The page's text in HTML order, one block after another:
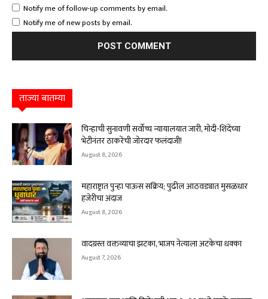
Notify me of follow-up comments by email.
Notify me of new posts by email.
ताज्या बातम्या
चिन्हाची सुनावणी सर्वोच्च न्यायालयात जारी, मोदी-शिंदेंच्या
भेटीनंतर ठाकरेंची जोरदार फलंदाजी!
August 8, 2026
महाराष्ट्रात पुन्हा पाऊस सक्रिय; पुढील आठवड्यात मुसळधार
हजेरीचा अंदाज
August 8, 2026
वादग्रस्त वक्तव्याचा झटका, भाजप नेत्याला अटकेचा धक्का
August 7, 2026